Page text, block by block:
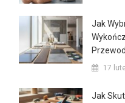
Jak
17
Jak